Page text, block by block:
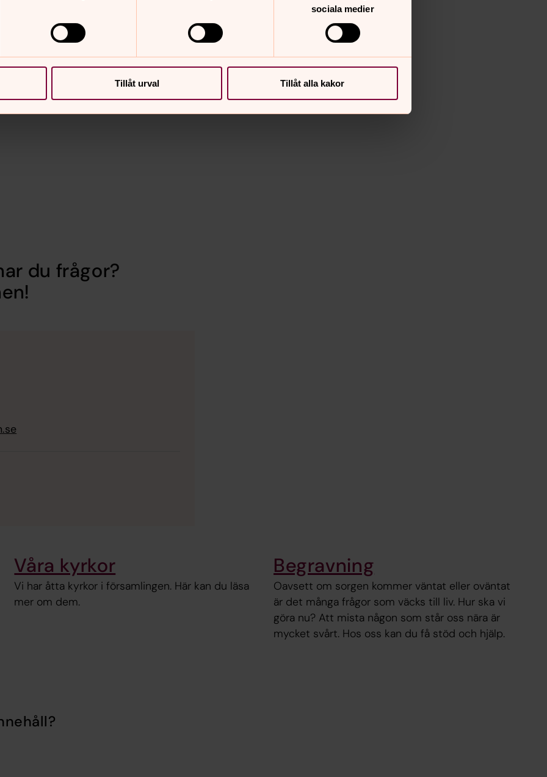
sociala medier
Tillåt urval Tillåt alla kakor
du frågor?
Våra kyrkor
Vi har åtta kyrkor i församlingen. Här kan du läsa
mer om dem.
Begravning
Oavsett om sorgen kommer väntat eller oväntat
är det många frågor som väcks till liv. Hur ska vi
göra nu? Att mista någon som står oss nära är
mycket svårt. Hos oss kan du få stöd och hjälp.